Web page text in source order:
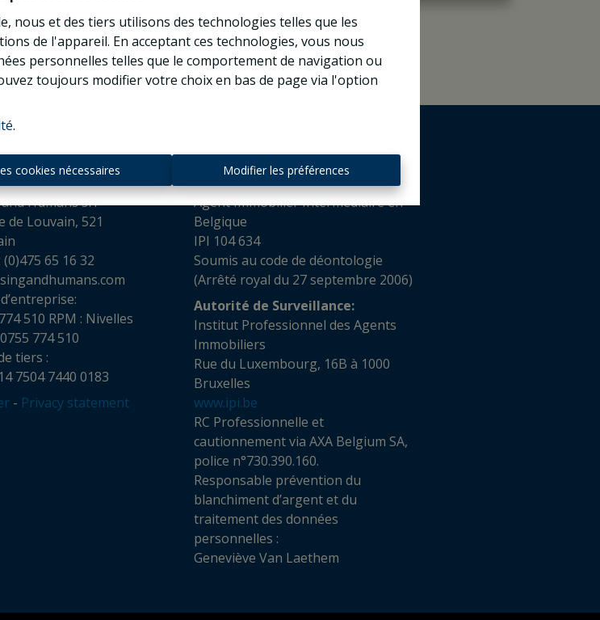
nous et des tiers utilisons des technologies telles que les
de l'appareil. En acceptant ces technologies, vous nous
personnelles telles que le comportement de navigation ou
toujours modifier votre choix en bas de page via l'option
.
cookies nécessaires Modifier les préférences
Humans srl
de Louvain, 521
(0)475 65 16 32
510 RPM : Nivelles
774 510
tiers :
7504 7440 0183
- Privacy statement
Agent Immobilier Intermédiaire en
Belgique
IPI 104 634
Soumis au code de déontologie
(Arrêté royal du 27 septembre 2006)
Autorité de Surveillance:
Institut Professionnel des Agents
Immobiliers
Rue du Luxembourg, 16B à 1000
Bruxelles
www.ipi.be
RC Professionnelle et
cautionnement via AXA Belgium SA,
police n°730.390.160.
Responsable prévention du
blanchiment d’argent et du
traitement des données
personnelles :
Geneviève Van Laethem